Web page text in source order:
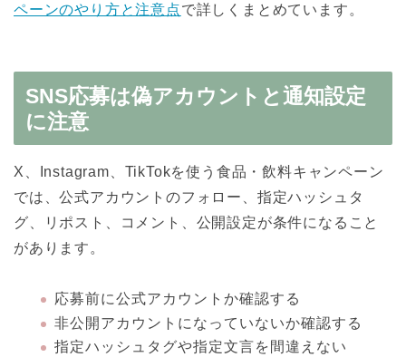
ペーンのやり方と注意点で詳しくまとめています。
SNS応募は偽アカウントと通知設定
に注意
X、Instagram、TikTokを使う食品・飲料キャンペーン
では、公式アカウントのフォロー、指定ハッシュタ
グ、リポスト、コメント、公開設定が条件になること
があります。
応募前に公式アカウントか確認する
非公開アカウントになっていないか確認する
指定ハッシュタグや指定文言を間違えない